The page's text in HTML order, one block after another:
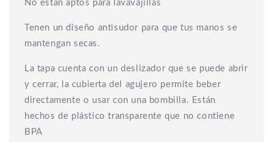
No están aptos para lavavajillas
Tenen un diseño antisudor para que tus manos se
mantengan secas.
La tapa cuenta con un deslizador que se puede abrir
y cerrar, la cubierta del agujero permite beber
directamente o usar con una bombilla. Están
hechos de plástico transparente que no contiene
BPA